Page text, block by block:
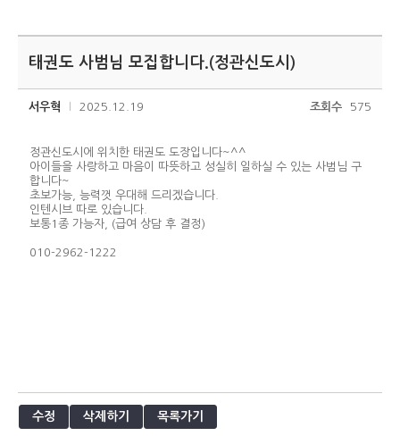
태권도 사범님 모집합니다.(정관신도시)
서우혁 2025.12.19 조회수 575
정관신도시에 위치한 태권도 도장입니다~^^
아이들을 사랑하고 마음이 따뜻하고 성실히 일하실 수 있는 사범님 구
합니다~
초보가능, 능력껏 우대해 드리겠습니다.
인텐시브 따로 있습니다.
보통1종 가능자, (급여 상담 후 결정)
010-2962-1222
수정 삭제하기 목록가기